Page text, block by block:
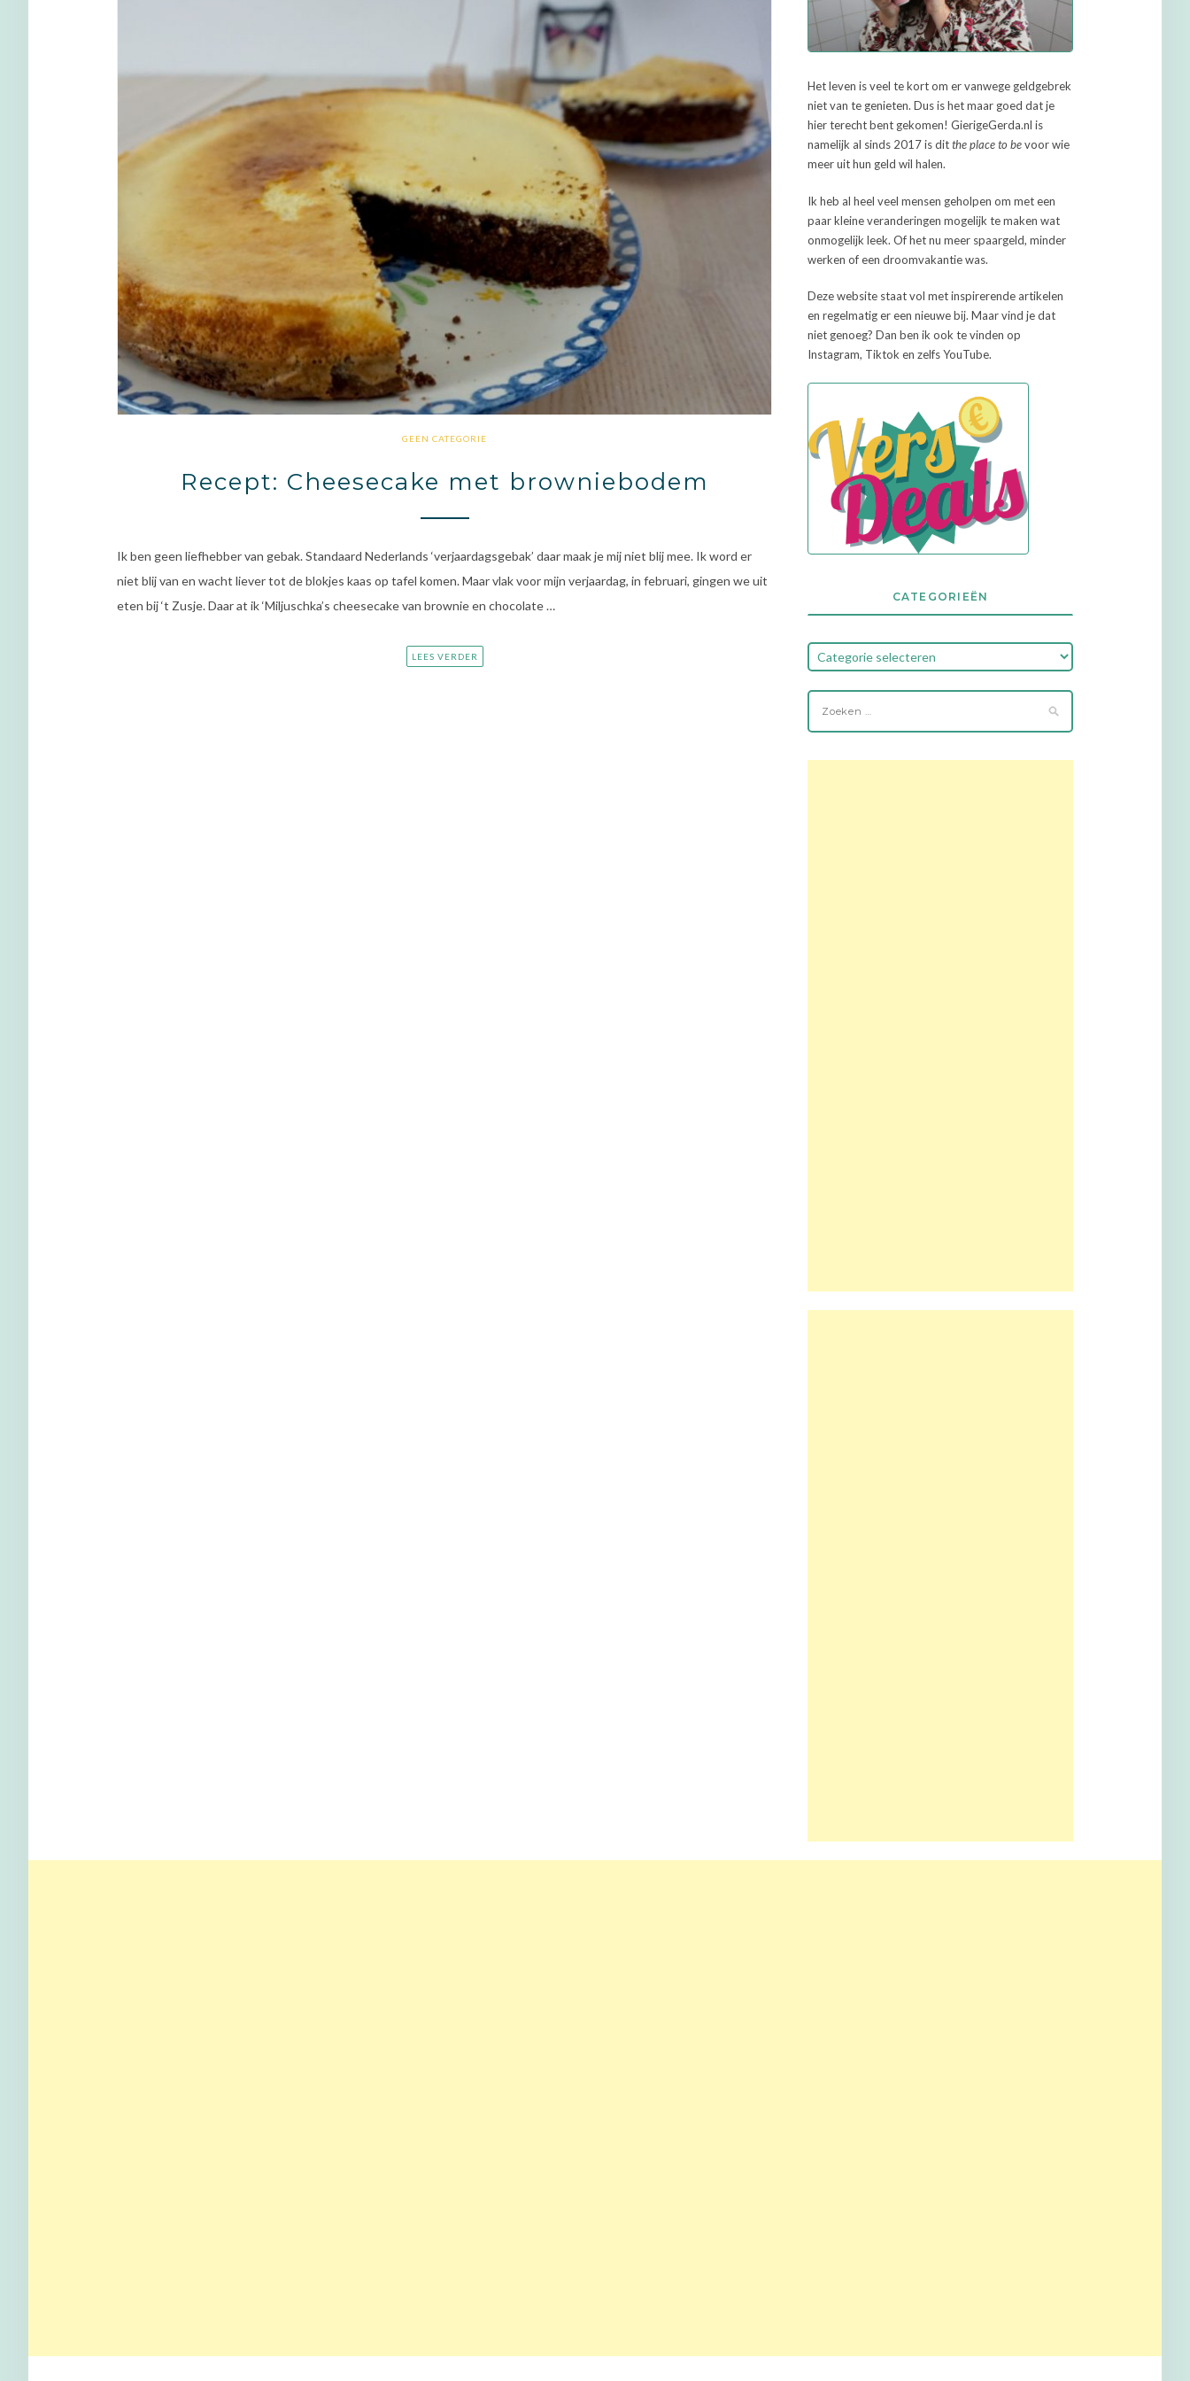
GEEN CATEGORIE
Recept: Cheesecake met browniebodem
Ik ben geen liefhebber van gebak. Standaard Nederlands ‘verjaardagsgebak’ daar maak je mij niet blij mee. Ik word er
niet blij van en wacht liever tot de blokjes kaas op tafel komen. Maar vlak voor mijn verjaardag, in februari, gingen we uit
eten bij ‘t Zusje. Daar at ik ‘Miljuschka’s cheesecake van brownie en chocolate …
LEES VERDER
Het leven is veel te kort om er vanwege geldgebrek
niet van te genieten. Dus is het maar goed dat je
hier terecht bent gekomen! GierigeGerda.nl is
namelijk al sinds 2017 is ditthe place to bevoor wie
meer uit hun geld wil halen.
Ik heb al heel veel mensen geholpen om met een
paar kleine veranderingen mogelijk te maken wat
onmogelijk leek. Of het nu meer spaargeld, minder
werken of een droomvakantie was.
Deze website staat vol met inspirerende artikelen
en regelmatig er een nieuwe bij. Maar vind je dat
niet genoeg? Dan ben ik ook te vinden op
Instagram, Tiktok en zelfs YouTube.
CATEGORIEËN